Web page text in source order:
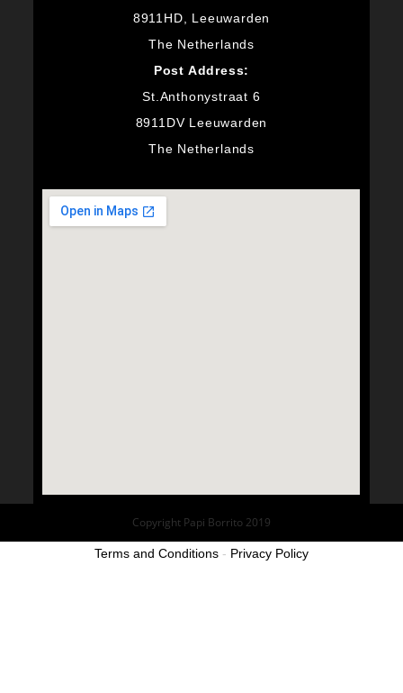
8911HD, Leeuwarden
The Netherlands
Post Address:
St.Anthonystraat 6
8911DV Leeuwarden
The Netherlands
Copyright Papi Borrito 2019
Terms and Conditions - Privacy Policy